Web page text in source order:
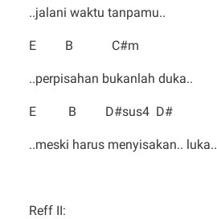
..jalani waktu tanpamu..
E B C#m
..perpisahan bukanlah duka..
E B D#sus4 D#
..meski harus menyisakan.. luka..
Reff II: